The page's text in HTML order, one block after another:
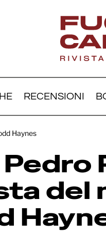
RECENSIONI
Haynes
Haynes
del